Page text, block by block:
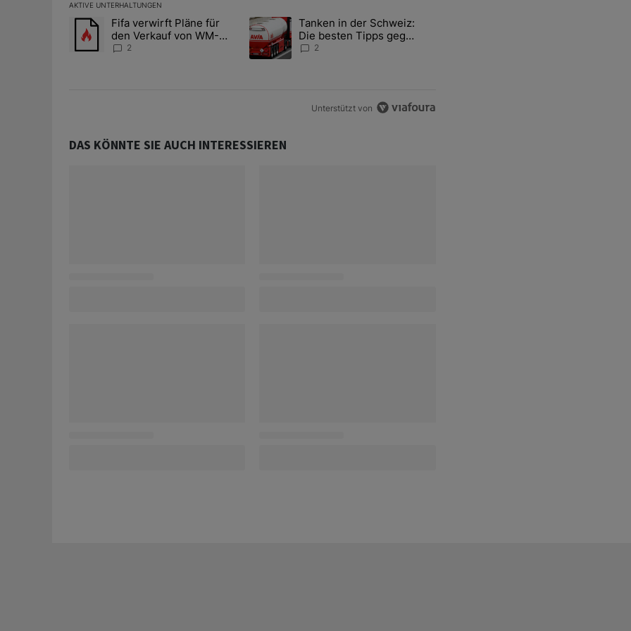
AKTIVE UNTERHALTUNGEN
Das Folgende ist eine Liste der am meisten kommentierten Artikel der letzten 7 days.
Ein Trendartikel mit dem Titel "Fifa verwirft Pläne für den Verkauf von WM-Anteilen" mit 2 kommentare.
Fifa verwirft Pläne für
den Verkauf von WM-
Anteilen
2
Ein Trendartikel mit dem Titel "Tanken in der Schweiz: Die besten Tipps gegen
Tanken in der Schweiz:
Die besten Tipps gegen
teuren Sprit
2
Unterstützt von
DAS KÖNNTE SIE AUCH INTERESSIEREN